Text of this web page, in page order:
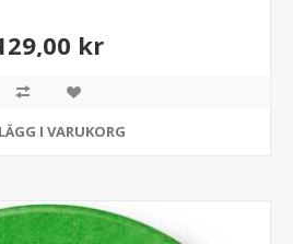
kr
LÄGG I VARUKORG